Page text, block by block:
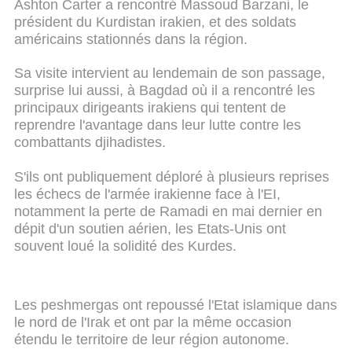
Ashton Carter a rencontré Massoud Barzani, le
président du Kurdistan irakien, et des soldats
américains stationnés dans la région.
Sa visite intervient au lendemain de son passage,
surprise lui aussi, à Bagdad où il a rencontré les
principaux dirigeants irakiens qui tentent de
reprendre l'avantage dans leur lutte contre les
combattants djihadistes.
S'ils ont publiquement déploré à plusieurs reprises
les échecs de l'armée irakienne face à l'EI,
notamment la perte de Ramadi en mai dernier en
dépit d'un soutien aérien, les Etats-Unis ont
souvent loué la solidité des Kurdes.
Les peshmergas ont repoussé l'Etat islamique dans
le nord de l'Irak et ont par la même occasion
étendu le territoire de leur région autonome.